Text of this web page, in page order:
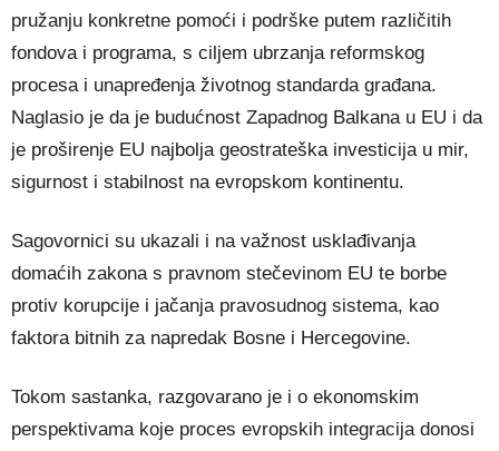
pružanju konkretne pomoći i podrške putem različitih
fondova i programa, s ciljem ubrzanja reformskog
procesa i unapređenja životnog standarda građana.
Naglasio je da je budućnost Zapadnog Balkana u EU i da
je proširenje EU najbolja geostrateška investicija u mir,
sigurnost i stabilnost na evropskom kontinentu.
Sagovornici su ukazali i na važnost usklađivanja
domaćih zakona s pravnom stečevinom EU te borbe
protiv korupcije i jačanja pravosudnog sistema, kao
faktora bitnih za napredak Bosne i Hercegovine.
Tokom sastanka, razgovarano je i o ekonomskim
perspektivama koje proces evropskih integracija donosi